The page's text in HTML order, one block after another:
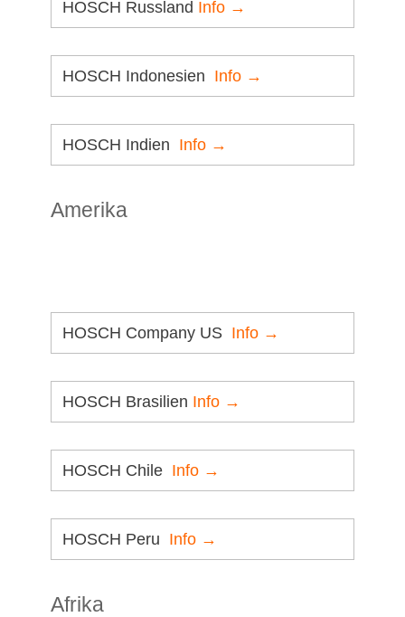
HOSCH Russland Info →
HOSCH Indonesien Info →
HOSCH Indien Info →
Amerika
HOSCH Company US Info →
HOSCH Brasilien Info →
HOSCH Chile Info →
HOSCH Peru Info →
Afrika